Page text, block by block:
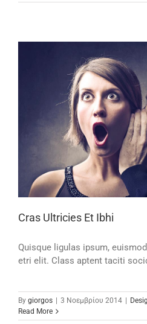
Cras Ultricies Et Ibhi
Quisque ligulas ipsum,
etri elit. Class aptent taciti
By giorgos | 3 Νοεμβρίου 2014 |
Read More